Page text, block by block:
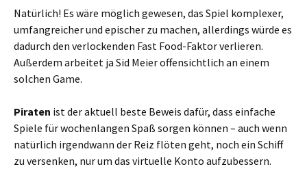
Natürlich! Es wäre möglich gewesen, das Spiel komplexer,
umfangreicher und epischer zu machen, allerdings würde es
dadurch den verlockenden Fast Food-Faktor verlieren.
Außerdem arbeitet ja Sid Meier offensichtlich an einem
solchen Game.
Piraten ist der aktuell beste Beweis dafür, dass einfache
Spiele für wochenlangen Spaß sorgen können – auch wenn
natürlich irgendwann der Reiz flöten geht, noch ein Schiff
zu versenken, nur um das virtuelle Konto aufzubessern.